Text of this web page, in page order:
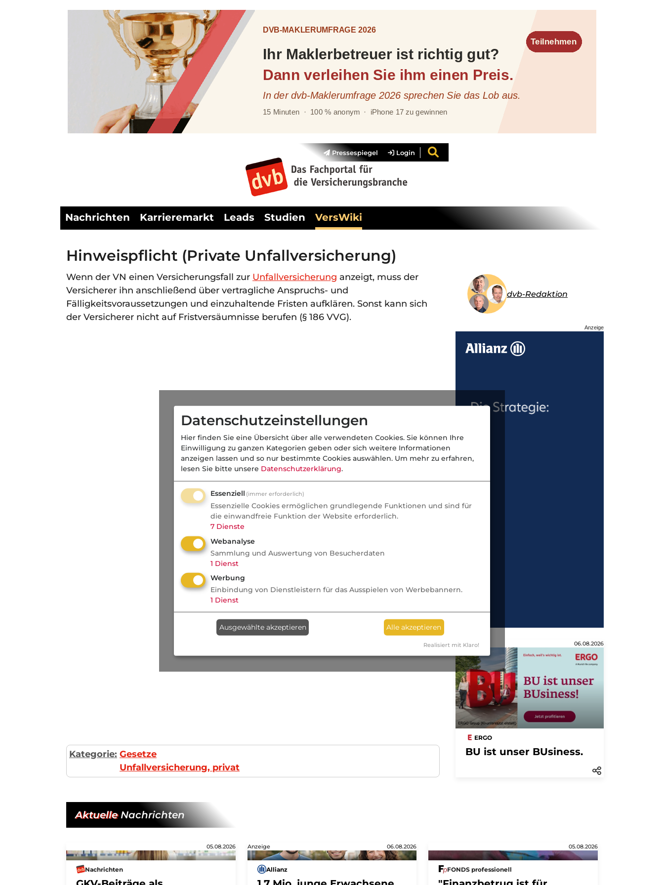
Pressespiegel Login
Nachrichten Karrieremarkt Leads Studien VersWiki
Hinweispflicht (Private Unfallversicherung)
Wenn der VN einen Versicherungsfall zur Unfallversicherung anzeigt, muss der
Versicherer ihn anschließend über vertragliche Anspruchs- und
Fälligkeitsvoraussetzungen und einzuhaltende Fristen aufklären. Sonst kann sich
der Versicherer nicht auf Fristversäumnisse berufen (§ 186 VVG).
Kategorie: Gesetze
Unfallversicherung, privat
dvb-Redaktion
Anzeige
Anzeige 06.08.2026
ERGO
BU ist unser BUsiness.
AktuelleNachrichten
05.08.2026
Nachrichten
Anzeige 06.08.2026
Allianz
05.08.2026
FONDS professionell
Datenschutzeinstellungen
Hier finden Sie eine Übersicht über alle verwendeten Cookies. Sie können Ihre
Einwilligung zu ganzen Kategorien geben oder sich weitere Informationen
anzeigen lassen und so nur bestimmte Cookies auswählen. Um mehr zu erfahren,
lesen Sie bitte unsere Datenschutzerklärung.
Essenziell (immer erforderlich)
Essenzielle Cookies ermöglichen grundlegende Funktionen und sind für
die einwandfreie Funktion der Website erforderlich.
7 Dienste
Webanalyse
Sammlung und Auswertung von Besucherdaten
1 Dienst
Werbung
Einbindung von Dienstleistern für das Ausspielen von Werbebannern.
1 Dienst
Ausgewählte akzeptieren Alle akzeptieren
Realisiert mit Klaro!